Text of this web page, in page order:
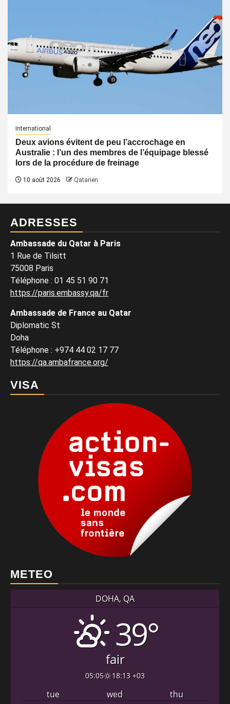
International
Deux avions évitent de peu l’accrochage en
Australie : l’un des membres de l’équipage blessé
lors de la procédure de freinage
10 août 2026 Qatarien
ADRESSES
Ambassade du Qatar à Paris
1 Rue de Tilsitt
75008 Paris
Téléphone : 01 45 51 90 71
https://paris.embassy.qa/fr
Ambassade de France au Qatar
Diplomatic St
Doha
Téléphone : +974 44 02 17 77
https://qa.ambafrance.org/
VISA
METEO
DOHA, QA
39°
fair
05:05 18:13 +03
tue wed
thu